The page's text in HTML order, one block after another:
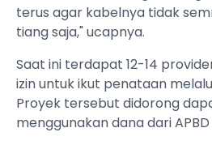
terus agar kabelnya tidak
tiang saja," ucapnya.
Saat ini terdapat 12-14
izin untuk ikut penataan
Proyek tersebut didorong
menggunakan dana dari